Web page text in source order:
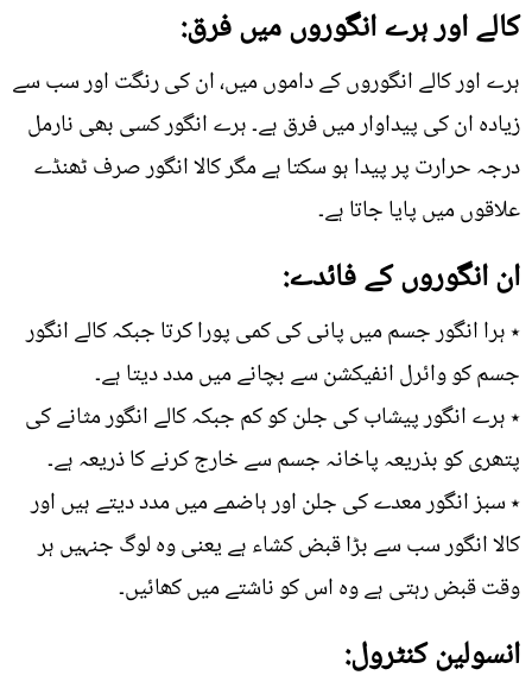
کالے اور ہرے انگوروں میں فرق:
ہرے اور کالے انگوروں کے داموں میں، ان کی رنگت اور سب سے
زیادہ ان کی پیداوار میں فرق ہے۔ ہرے انگور کسی بھی نارمل
درجہ حرارت پر پیدا ہو سکتا ہے مگر کالا انگور صرف ٹھنڈے
علاقوں میں پایا جاتا ہے۔
ان انگوروں کے فائدے:
٭ ہرا انگور جسم میں پانی کی کمی پورا کرتا جبکہ کالے انگور
جسم کو وائرل انفیکشن سے بچانے میں مدد دیتا ہے۔
٭ ہرے انگور پیشاب کی جلن کو کم جبکہ کالے انگور مثانے کی
پتھری کو بذریعہ پاخانہ جسم سے خارج کرنے کا ذریعہ ہے۔
٭ سبز انگور معدے کی جلن اور ہاضمے میں مدد دیتے ہیں اور
کالا انگور سب سے بڑا قبض کشاء ہے یعنی وہ لوگ جنہیں ہر
وقت قبض رہتی ہے وہ اس کو ناشتے میں کھائیں۔
انسولین کنٹرول: